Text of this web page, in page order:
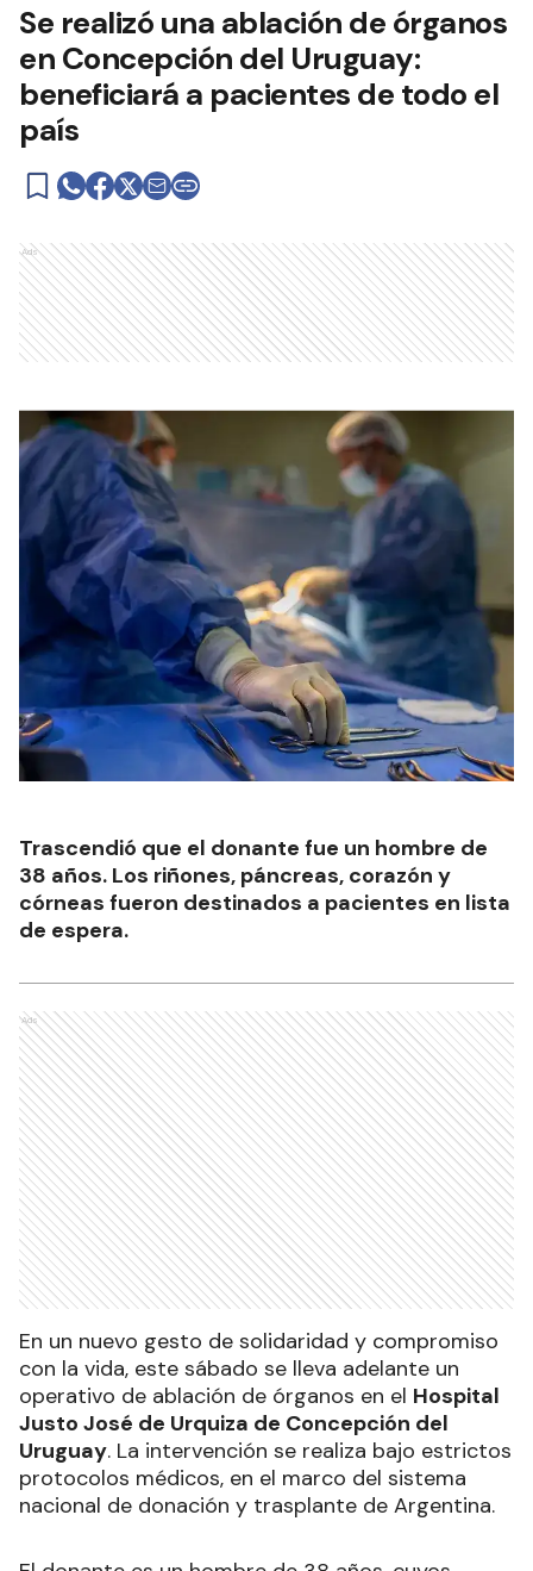
Se realizó una ablación de órganos
en Concepción del Uruguay:
beneficiará a pacientes de todo el
país
Ads
Trascendió que el donante fue un hombre de
38 años. Los riñones, páncreas, corazón y
córneas fueron destinados a pacientes en lista
de espera.
Ads
En un nuevo gesto de solidaridad y compromiso
con la vida, este sábado se lleva adelante un
operativo de ablación de órganos en el Hospital
Justo José de Urquiza de Concepción del
Uruguay. La intervención se realiza bajo estrictos
protocolos médicos, en el marco del sistema
nacional de donación y trasplante de Argentina.